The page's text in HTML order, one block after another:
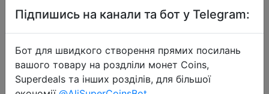
1299 руб.
Sale
Підпишись на канали та бот у Telegram:
Бот для швидкого створення прямих посилань
вашого товару на роздліли монет Coins,
Superdeals та інших розділів, для більшої